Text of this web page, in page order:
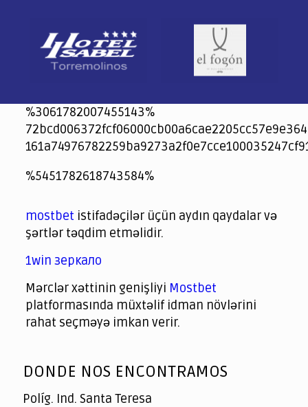
%3061782007455143%
jeetcity
1xbet
jeet city casino
%5451782618743584%
spintiger
Avabet
Spinrise
Crown Green
Crowngreen casino login
슈가 러쉬1000 슬롯
crazy time casino online
1xcasinozambia.com
codingworldnews.com
parimatch.kr
winorio
winorio casino
winorio
mostbet istifadəçilər üçün aydın qaydalar və
şərtlər təqdim etməlidir.
1win зеркало
Mərclər xəttinin genişliyi Mostbet
platformasında müxtəlif idman növlərini
rahat seçməyə imkan verir.
of
DONDE NOS ENCONTRAMOS
Políg. Ind. Santa Teresa